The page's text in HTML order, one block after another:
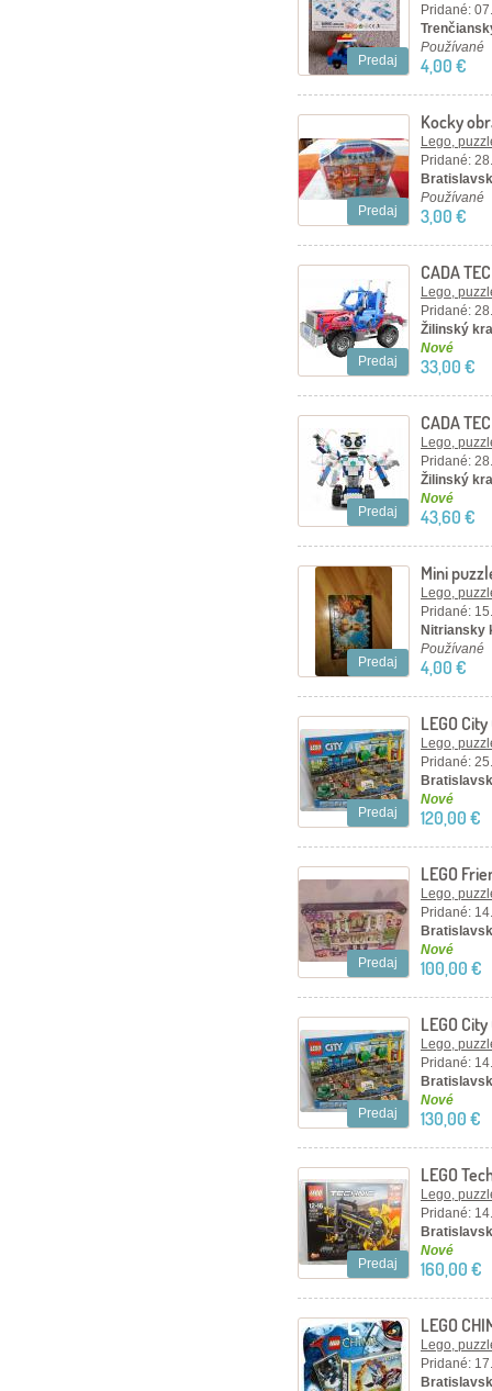
Predaj
Pridané:
Používané
4,00 €
Predaj
Kocky
17 x 16,5
Lego,
Pridané:
Používané
3,00 €
Predaj
CADA
–
Lego,
Pridané:
Žilinský
Nové
33,00 €
Predaj
CADA
dielikov
Lego,
Pridané:
Žilinský
Nové
43,60 €
Predaj
Mini
Lego,
Pridané:
Nitriansky
Používané
4,00 €
Predaj
LEGO
Lego,
Pridané:
Nové
120,00 €
Predaj
LEGO
Lego,
Pridané:
Nové
100,00 €
Predaj
LEGO
Lego,
Pridané:
Nové
130,00 €
Predaj
LEGO
Lego,
Pridané:
Nové
160,00 €
LEGO
Lego,
Pridané: